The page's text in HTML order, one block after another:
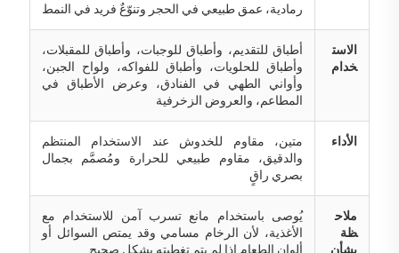
رمادية، عمق طبيعي في الحجر وتنوّعٌ فريد في النمط
الاست
خدام
أطباق للتقديم، وأطباق للوجبات، وأطباق للمقبلات،
وأطباق للحلويات، وأطباق للفواكه، ولواح الجبن،
وأواني الطهي في الفنادق، وعرض الأطباق في
المطاعم، والعروض الزخرفية
الأداء
متين، مقاوم للخدوش عند الاستخدام المنتظم
والدقيق، مقاوم طبيعي للحرارة ومُصمَّم بجمال
بصري راقٍ
ملاح
ظة
بشأن
يُوصى باستخدام مانع تسرب آمن للاستخدام مع
الأغذية، لأن الرخام مسامي وقد يمتص السوائل أو
ألوان الطعام إذا لم يتم تغطيته بشكلٍ صحيح